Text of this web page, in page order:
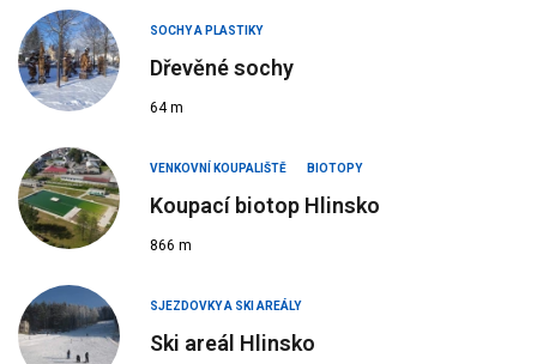
SOCHY A PLASTIKY
Dřevěné sochy
64 m
VENKOVNÍ KOUPALIŠTĚ BIOTOPY
Koupací biotop Hlinsko
866 m
SJEZDOVKY A SKI AREÁLY
Ski areál Hlinsko